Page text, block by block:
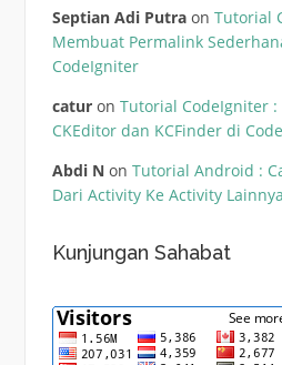
Septian Adi Putraon Tutorial
Membuat Permalink
CodeIgniter
caturon Tutorial CodeIgniter :
CKEditor dan KCFinder di
Abdi N on Tutorial Android :
Dari Activity Ke Activity Lainnya
Kunjungan Sahabat